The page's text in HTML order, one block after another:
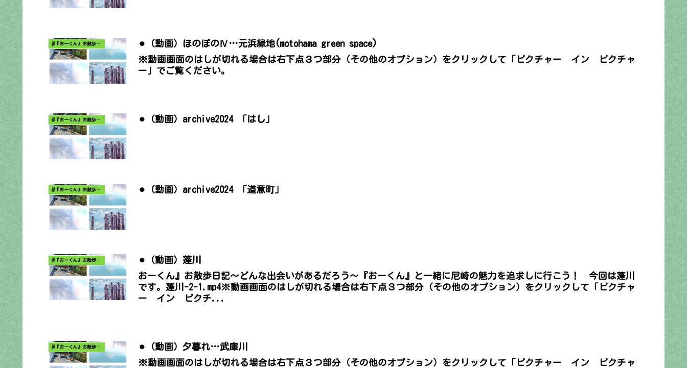
✌️『おーくん』お散歩日記〜どんな出会いがあるだろう〜 ⚫︎（動画）ほのぼのⅣ…元浜緑地(motohama green space)
※動画画面のはしが切れる場合は右下点３つ部分（その他のオプション）をクリックして「ピクチャー イン ピクチャ
ー」でご覧ください。
✌️『おーくん』お散歩日記〜どんな出会いがあるだろう〜 ⚫︎（動画）archive2024 「はし」
✌️『おーくん』お散歩日記〜どんな出会いがあるだろう〜 ⚫︎（動画）archive2024 「道意町」
✌️『おーくん』お散歩日記〜どんな出会いがあるだろう〜 ⚫︎（動画）蓬川
おーくん』お散歩日記〜どんな出会いがあるだろう〜『おーくん』と一緒に尼崎の魅力を追求しに行こう！ 今回は蓬川
です。蓬川-2-1.mp4※動画画面のはしが切れる場合は右下点３つ部分（その他のオプション）をクリックして「ピクチャ
ー イン ピクチ...
✌️『おーくん』お散歩日記〜どんな出会いがあるだろう〜 ⚫︎（動画）夕暮れ…武庫川
※動画画面のはしが切れる場合は右下点３つ部分（その他のオプション）をクリックして「ピクチャー イン ピクチャ